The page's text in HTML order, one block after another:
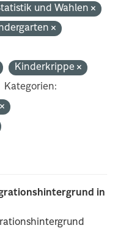
und Wahlen
Kinderkrippe
Kategorien:
in